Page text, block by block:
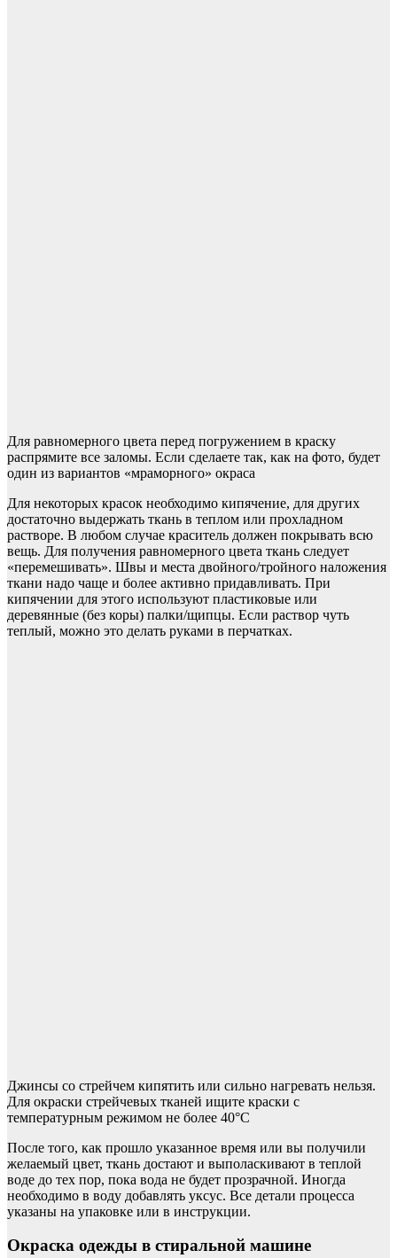
Для равномерного цвета перед погружением в краску
распрямите все заломы. Если сделаете так, как на фото, будет
один из вариантов «мраморного» окраса
Для некоторых красок необходимо кипячение, для других
достаточно выдержать ткань в теплом или прохладном
растворе. В любом случае краситель должен покрывать всю
вещь. Для получения равномерного цвета ткань следует
«перемешивать». Швы и места двойного/тройного наложения
ткани надо чаще и более активно придавливать. При
кипячении для этого используют пластиковые или
деревянные (без коры) палки/щипцы. Если раствор чуть
теплый, можно это делать руками в перчатках.
Джинсы со стрейчем кипятить или сильно нагревать нельзя.
Для окраски стрейчевых тканей ищите краски с
температурным режимом не более 40°C
После того, как прошло указанное время или вы получили
желаемый цвет, ткань достают и выполаскивают в теплой
воде до тех пор, пока вода не будет прозрачной. Иногда
необходимо в воду добавлять уксус. Все детали процесса
указаны на упаковке или в инструкции.
Окраска одежды в стиральной машине